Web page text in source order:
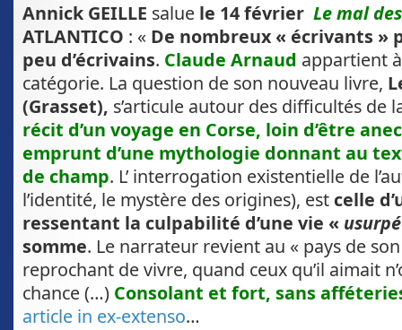
Annick GEILLE salue le 14 février Le mal
ATLANTICO : « De nombreux « écrivants »
peu d’écrivains. Claude Arnaud appartient
catégorie. La question de son nouveau livre,
(Grasset), s’articule autour des difficultés de
récit d’un voyage en Corse, loin d’être
emprunt d’une mythologie donnant au
de champ. L’ interrogation existentielle de
l’identité, le mystère des origines), est celle
ressentant la culpabilité d’une vie «
somme. Le narrateur revient au « pays de
reprochant de vivre, quand ceux qu’il aimait
chance (…) Consolant et fort, sans
article in ex-extenso…